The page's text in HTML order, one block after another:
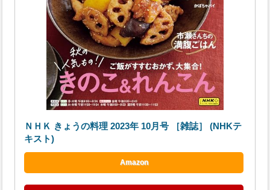
ＮＨＫ きょうの料理 2023年 10月号 ［雑誌］ (NHKテ
キスト)
Amazon